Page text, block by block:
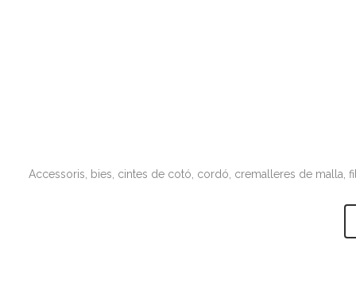
Accessoris, bies, cintes de cotó, cordó, cremalleres de malla,